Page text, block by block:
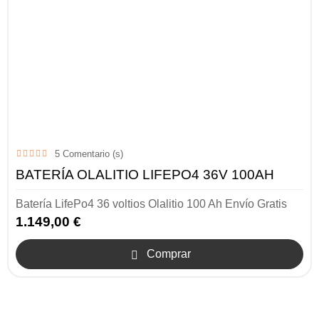
5 Comentario (s)
BATERÍA OLALITIO LIFEPO4 36V 100AH
Batería LifePo4 36 voltios Olalitio 100 Ah Envío Gratis
1.149,00 €
 Comprar